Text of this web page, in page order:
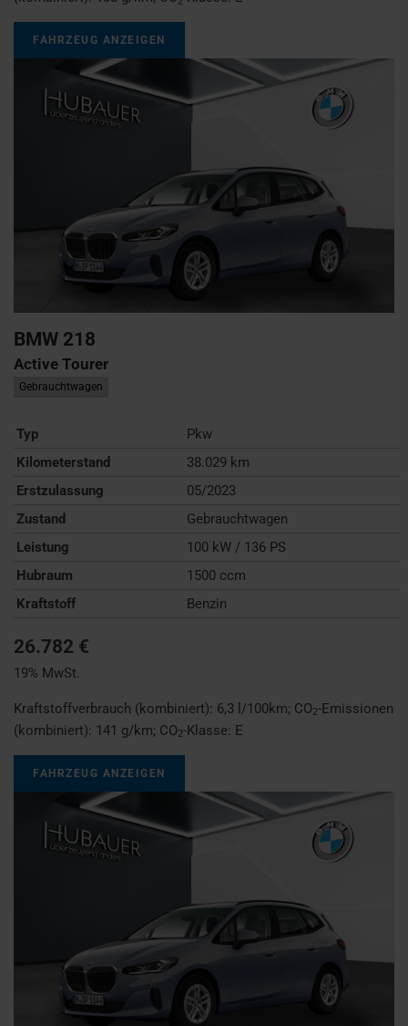
FAHRZEUG ANZEIGEN
BMW 218
Active Tourer
Gebrauchtwagen
Typ
Pkw
Kilometerstand
38.029 km
Erstzulassung
05/2023
Zustand
Gebrauchtwagen
Leistung
100 kW / 136 PS
Hubraum
1500 ccm
Kraftstoff
Benzin
26.782 €
19% MwSt.
Kraftstoffverbrauch (kombiniert): 6,3 l/100km; CO2-Emissionen
(kombiniert): 141 g/km; CO2-Klasse: E
FAHRZEUG ANZEIGEN